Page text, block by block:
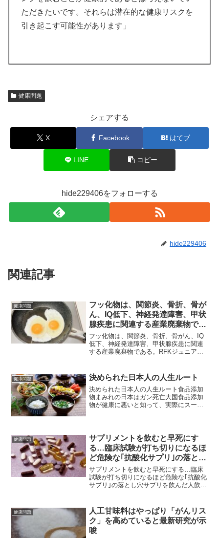
ただきたいです。それらは潜在的な健康リスクを
引き起こす可能性があります」
健康問題
シェアする
X Facebook はてブ
LINE コピー
hide229406をフォローする
hide229406
関連記事
健康問題
フッ化物は、関節炎、骨折、骨が
ん、IQ低下、神経発達障害、甲状
腺疾患に関連する産業廃棄物であ
る。
フッ化物は、関節炎、骨折、骨がん、IQ
低下、神経発達障害、甲状腺疾患に関連
する産業廃棄物である。RFKジュニア
去するよう勧告すると発言ロバート・ケ
ネディ・ジュニアは、ト...
健康問題 決められた日本人の人生ルート
決められた日本人の人生ルート食品添加
物まみれの日本はガン死亡大国食品添加
物が健康に悪いと知って、実際にスーパ
く憶えているのですが、と...
健康問題
サプリメントを飲むと早死にす
る…臨床試験が打ち切りになるほ
ど危険な｢抗酸化サプリ｣の落とし
穴
サプリメントを飲むと早死にする…臨床
試験が打ち切りになるほど危険な｢抗酸化
サプリ｣の落とし穴サプリを飲んだ人飲ま
プリメントは健康増進にどれだけ効果が
あるのだろうか。東京...
健康問題
人工甘味料はやっぱり「がんリス
ク」を高めていると最新研究が示
唆￼